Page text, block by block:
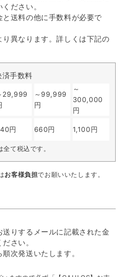
ださい。
送料の他に手数料が必要で
異なります。詳しくは下記の
済手数料
29,999
～99,999
円
～
300,000
円
円 660円 1,100円
て税込です。
お客様負担でお願いいたします。
りするメールに記載された金
さい。
次発送いたします。